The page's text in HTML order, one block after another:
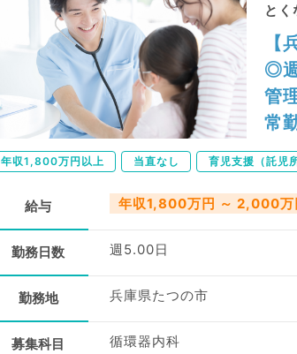
とく
【
◎
管
常
年収1,800万円以上 当直なし 育児支援（託児
給与 年収1,800万円 ～ 2,000万
勤務日数 週5.00日
勤務地 兵庫県たつの市
募集科目 循環器内科